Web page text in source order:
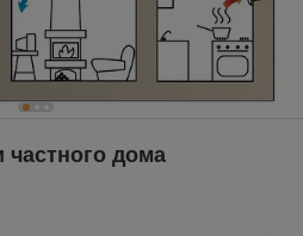
частного дома